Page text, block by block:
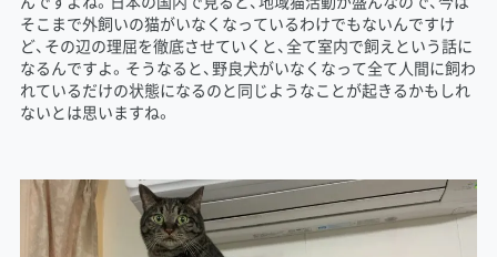
そこまで外飼いの猫がいなくなっているわけでもないんですけ
ど、その辺の理屈を徹底させていくと、全て室内で飼えという話に
なるんですよ。そうなると、野良犬がいなくなって全て人間に飼わ
れているだけの状態になるのと同じようなことが起きるかもしれ
ないとは思いますね。